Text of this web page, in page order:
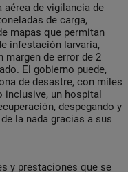
de vigilancia de
de carga,
mapas que permitan
infestación larvaria,
margen de error de 2
El gobierno puede,
de desastre, con miles
inclusive, un hospital
despegando y
la nada gracias a sus
y prestaciones que se